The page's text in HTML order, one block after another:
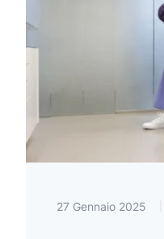
27 Gennaio 2025